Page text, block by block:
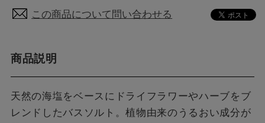
この商品について問い合わせる
商品説明
天然の海塩をベースにドライフラワーやハーブをブ
レンドしたバスソルト。植物由来のうるおい成分が